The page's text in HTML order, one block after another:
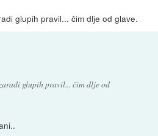
glupih pravil... čim dlje od glave.
glupih pravil... čim dlje od